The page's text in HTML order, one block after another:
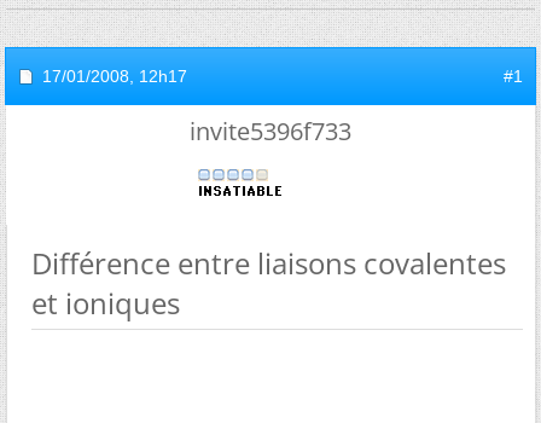
17/01/2008, 12h17 #1
invite5396f733
Différence entre liaisons covalentes
et ioniques